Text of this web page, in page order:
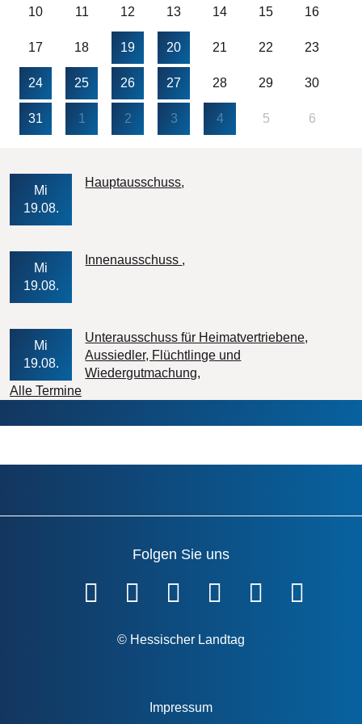
10 11 12 13 14 15 16
17 18 19 20 21 22 23
24 25 26 27 28 29 30
31 1 2 3 4 5 6
Mi
19.08.
Hauptausschuss
Mi
19.08.
Innenausschuss
Mi
19.08.
Unterausschuss für Heimatvertriebene,
Aussiedler, Flüchtlinge und
Wiedergutmachung
Alle Termine
Folgen Sie uns
© Hessischer Landtag
Impressum